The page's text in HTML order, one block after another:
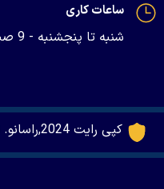
ساعات کاری
شنبه تا پنجشنبه - 9 صبح تا 5 بعدازظهر
کپی رایت 2024,راسانو. تمامی حقوق سایت محفوظ است.